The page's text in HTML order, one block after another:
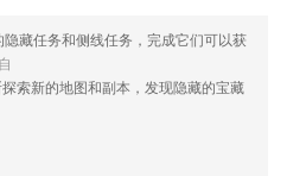
作
每一个知识点都能够更好的掌握住。
隐藏任务和侧线任务，完成它们可以获
索新的地图和副本，发现隐藏的宝藏